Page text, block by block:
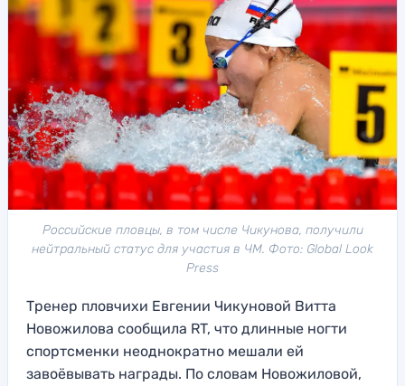
Российские пловцы, в том числе Чикунова, получили
нейтральный статус для участия в ЧМ. Фото: Global Look
Press
Тренер пловчихи Евгении Чикуновой Витта
Новожилова сообщила RT, что длинные ногти
спортсменки неоднократно мешали ей
завоёвывать награды. По словам Новожиловой,